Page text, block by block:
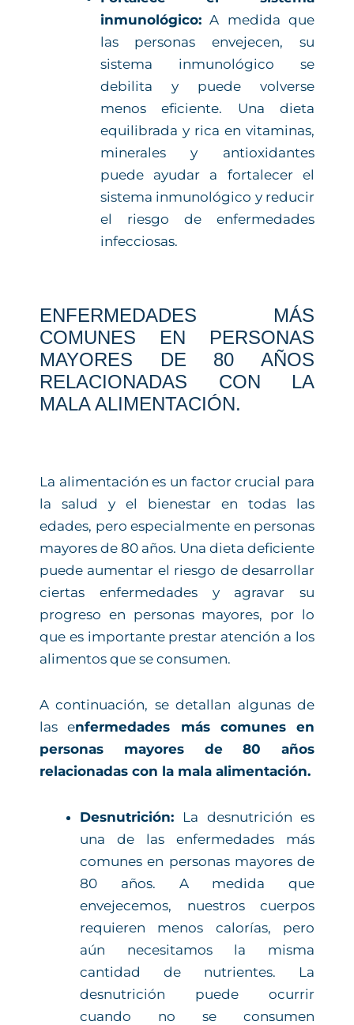
inmunológico:A medida que
las personas envejecen, su
sistema inmunológico se
debilita y puede volverse
menos eficiente. Una dieta
equilibrada y rica en vitaminas,
minerales y antioxidantes
puede ayudar a fortalecer el
sistema inmunológico y reducir
el riesgo de enfermedades
infecciosas.
ENFERMEDADES MÁS
COMUNES EN PERSONAS
MAYORES DE 80 AÑOS
RELACIONADAS CON LA
MALA ALIMENTACIÓN.
La alimentación es un factor crucial para
la salud y el bienestar en todas las
edades, pero especialmente en personas
mayores de 80 años. Una dieta deficiente
puede aumentar el riesgo de desarrollar
ciertas enfermedades y agravar su
progreso en personas mayores, por lo
que es importante prestar atención a los
alimentos que se consumen.
A continuación, se detallan algunas de
las enfermedades más comunes en
personas mayores de 80 años
relacionadas con la mala alimentación.
Desnutrición: La desnutrición es
una de las enfermedades más
comunes en personas mayores de
80 años. A medida que
envejecemos, nuestros cuerpos
requieren menos calorías, pero
aún necesitamos la misma
cantidad de nutrientes. La
desnutrición puede ocurrir
cuando no se consumen